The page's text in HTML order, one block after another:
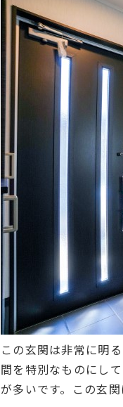
この玄関は非常に明
間を特別なものにし
が多いです。この玄